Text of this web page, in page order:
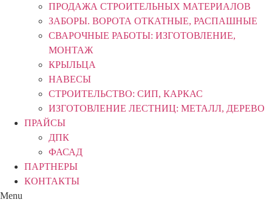
ПРОДАЖА СТРОИТЕЛЬНЫХ МАТЕРИАЛОВ
ЗАБОРЫ. ВОРОТА ОТКАТНЫЕ, РАСПАШНЫЕ
СВАРОЧНЫЕ РАБОТЫ: ИЗГОТОВЛЕНИЕ,
МОНТАЖ
КРЫЛЬЦА
НАВЕСЫ
СТРОИТЕЛЬСТВО: СИП, КАРКАС
ИЗГОТОВЛЕНИЕ ЛЕСТНИЦ: МЕТАЛЛ, ДЕРЕВО
ПРАЙСЫ
ДПК
ФАСАД
ПАРТНЕРЫ
КОНТАКТЫ
Menu